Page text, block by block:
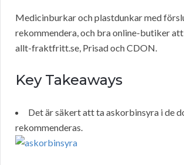
Medicinburkar och plastdunkar med
rekommendera, och bra online-butiker
allt-fraktfritt.se, Prisad och CDON.
Key Takeaways
Det är säkert att ta askorbinsyra i de
rekommenderas.